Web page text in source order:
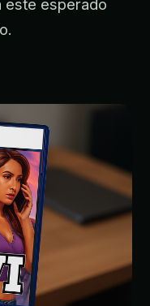
este esperado